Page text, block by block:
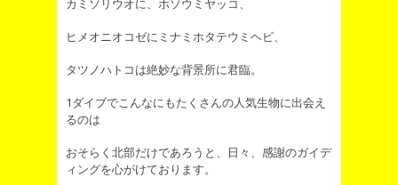
カミソリウオに、ホソウミヤッコ、
ヒメオニオコゼにミナミホタテウミヘビ、
タツノハトコは絶妙な背景所に君臨。
1ダイブでこんなにもたくさんの人気生物に出会え
るのは
おそらく北部だけであろうと、日々、感謝のガイデ
ィングを心がけております。